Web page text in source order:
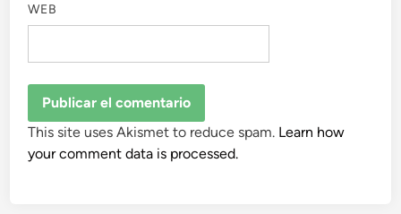
WEB
This site uses Akismet to reduce spam. Learn how
your comment data is processed.